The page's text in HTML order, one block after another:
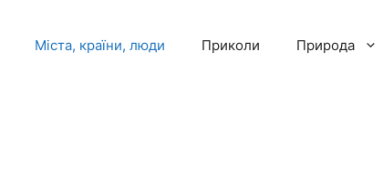
Міста, країни, люди Приколи Природа